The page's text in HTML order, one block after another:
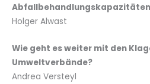
Holger Alwast
Wie geht es weiter mit den
Umweltverbände?
Andrea Versteyl